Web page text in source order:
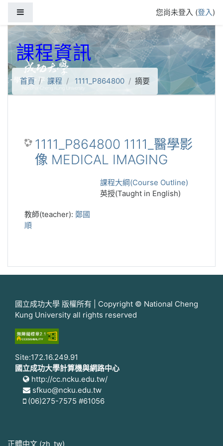
您尚未登入 (登入)
課程資訊
首頁 課程 1111_P864800 摘要
1111_P864800 1111_醫學影
像 MEDICAL IMAGING
課程大綱(Course Outline)
英授(Taught in English)
教師(teacher): 鄭國
順
國立成功大學 版權所有 | Copyright © National Cheng
Kung University all rights reserved
Site:172.16.249.91
國立成功大學計算機與網路中心
http://cc.ncku.edu.tw/
sfkuo@ncku.edu.tw
(06)275-7575 #61056
正體中文 ‎(zh_tw)‎